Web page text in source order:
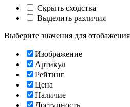
Скрыть сходства
Выделить различия
Выберите значения для отобажения
Изображение
Артикул
Рейтинг
Цена
Наличие